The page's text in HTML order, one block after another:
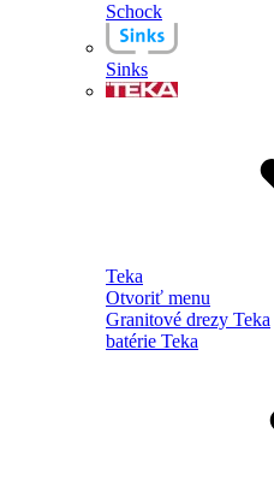
Schock
Sinks
Teka
Otvoriť menu
Granitové drezy Teka
batérie Teka